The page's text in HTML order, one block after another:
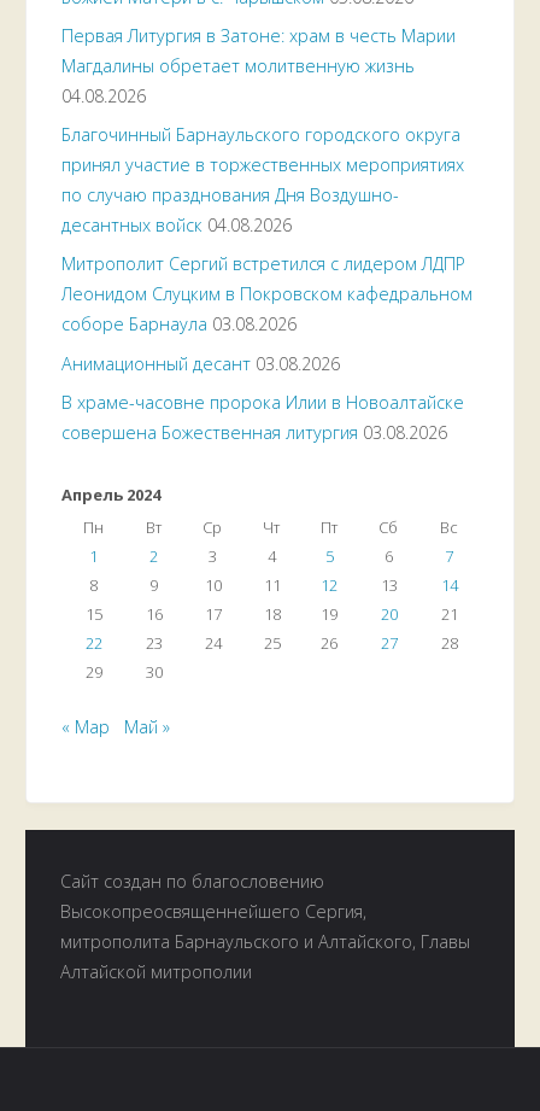
Первая Литургия в Затоне: храм в честь Марии
Магдалины обретает молитвенную жизнь
04.08.2026
Благочинный Барнаульского городского округа
принял участие в торжественных мероприятиях
по случаю празднования Дня Воздушно-
десантных войск 04.08.2026
Митрополит Сергий встретился с лидером ЛДПР
Леонидом Слуцким в Покровском кафедральном
соборе Барнаула 03.08.2026
Анимационный десант 03.08.2026
В храме-часовне пророка Илии в Новоалтайске
совершена Божественная литургия 03.08.2026
Апрель 2024
Пн
Вт Ср Чт Пт Сб
Вс
1
2 3 4 5 6
7
8
9 10 11 12 13
14
15
16 17 18 19 20
21
22
23 24 25 26 27
28
29
30
« Мар Май »
Сайт создан по благословению
Высокопреосвященнейшего Сергия,
митрополита Барнаульского и Алтайского, Главы
Алтайской митрополии